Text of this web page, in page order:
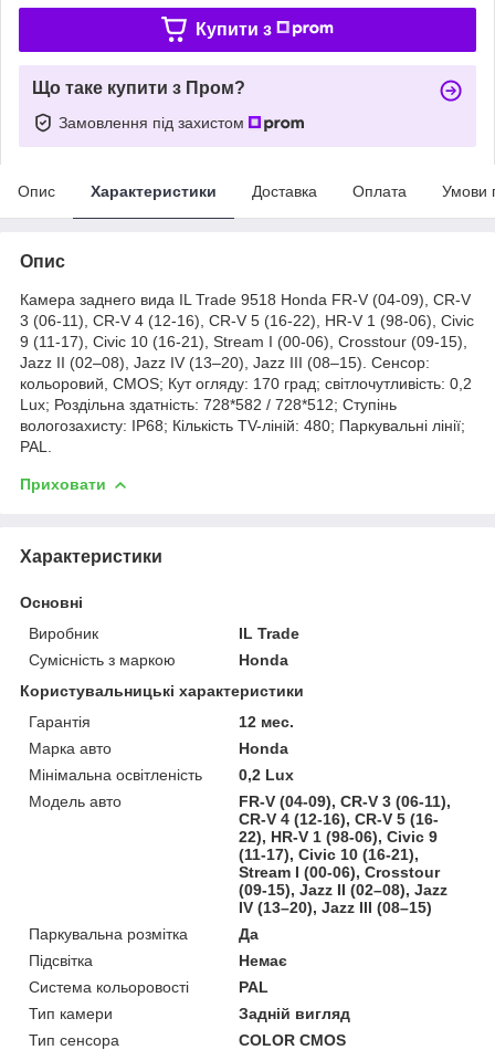
Купити з
Що таке купити з Пром?
Замовлення під захистом
Опис Характеристики Доставка Оплата Умови
Опис
Камера заднего вида IL Trade 9518 Honda FR-V (04-09), CR-V
3 (06-11), CR-V 4 (12-16), CR-V 5 (16-22), HR-V 1 (98-06), Civic
9 (11-17), Civic 10 (16-21), Stream I (00-06), Crosstour (09-15),
Jazz II (02–08), Jazz IV (13–20), Jazz III (08–15). Сенсор:
кольоровий, CMOS; Кут огляду: 170 град; світлочутливість: 0,2
Lux; Роздільна здатність: 728*582 / 728*512; Ступінь
вологозахисту: IP68; Кількість TV-ліній: 480; Паркувальні лінії;
PAL.
Приховати
Характеристики
Основні
Виробник
IL Trade
Сумісність з маркою
Honda
Користувальницькі характеристики
Гарантія
12 мес.
Марка авто
Honda
Мінімальна освітленість
0,2 Lux
Модель авто
FR-V (04-09), CR-V 3 (06-11),
CR-V 4 (12-16), CR-V 5 (16-
22), HR-V 1 (98-06), Civic 9
(11-17), Civic 10 (16-21),
Stream I (00-06), Crosstour
(09-15), Jazz II (02–08), Jazz
IV (13–20), Jazz III (08–15)
Паркувальна розмітка
Да
Підсвітка
Немає
Система кольоровості
PAL
Тип камери
Задній вигляд
Тип сенсора
COLOR CMOS